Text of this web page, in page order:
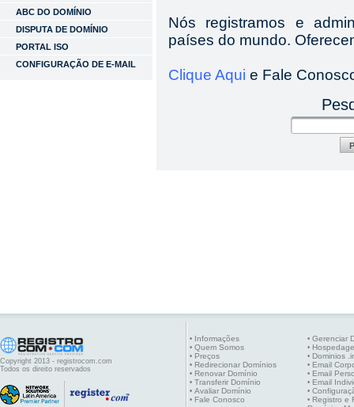
ABC DO DOMÍNIO
DISPUTA DE DOMÍNIO
PORTAL ISO
CONFIGURAÇÃO DE E-MAIL
Nós registramos e
países do mundo.
Clique Aqui e Fale
Copyright 2013 - registrocom.com
Todos os direito reservados
• Informações
• Quem Somos
• Preços
• Redirecionar Domínios
• Renovar Domínio
• Transferir Domínio
• Avaliar Domínio
• Fale Conosco
• Gerenciar
•
• Dominios
• Email
• Email
• Email
•
• Registro e